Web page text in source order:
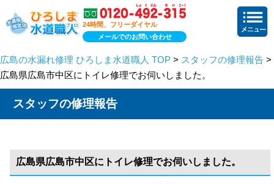
24時間、フリーダイヤル
メールでのお問い合わせ
広島の水漏れ修理 ひろしま水道職人 TOP > スタッフの修理報告 >
広島県広島市中区にトイレ修理でお伺いしました。
スタッフの修理報告
広島県広島市中区にトイレ修理でお伺いしました。